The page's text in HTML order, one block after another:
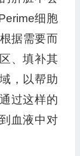
细胞
据需要而
、填补其
，以帮助
过这样的
血液中对